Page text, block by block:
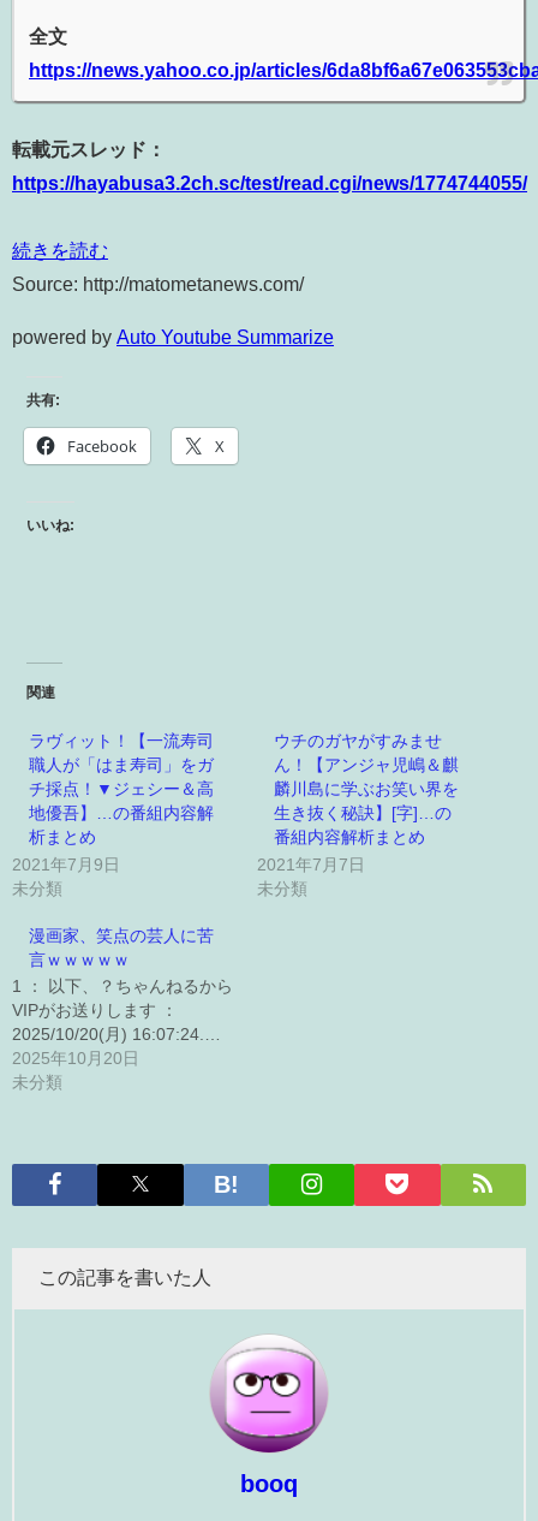
全文
https://news.yahoo.co.jp/articles/
転載元スレッド：
https://hayabusa3.2ch.sc/test/read.cgi/news/1774744055/
続きを読む
Source: http://matometanews.com/
powered by Auto Youtube Summarize
共有:
Facebook X
いいね:
関連
ラヴィット！【一流寿司
職人が「はま寿司」をガ
チ採点！▼ジェシー＆高
地優吾】…の番組内容解
析まとめ
2021年7月9日
未分類
ウチのガヤがすみませ
ん！【アンジャ児嶋＆麒
麟川島に学ぶお笑い界を
生き抜く秘訣】[字]…の
番組内容解析まとめ
2021年7月7日
未分類
漫画家、笑点の芸人に苦
言ｗｗｗｗｗ
1 ： 以下、？ちゃんねるから
VIPがお送りします ：
2025/10/20(月) 16:07:24.…
2025年10月20日
未分類
この記事を書いた人
booq